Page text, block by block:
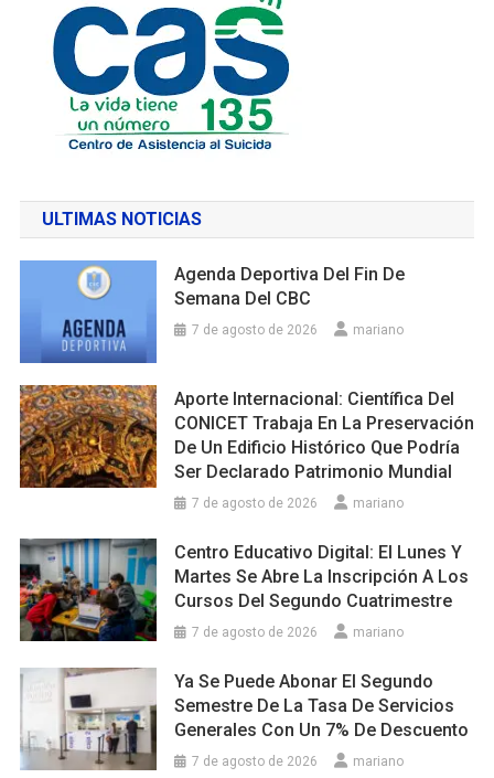
ULTIMAS NOTICIAS
Agenda Deportiva Del Fin De
Semana Del CBC
7 de agosto de 2026 mariano
Aporte Internacional: Científica Del
CONICET Trabaja En La Preservación
De Un Edificio Histórico Que Podría
Ser Declarado Patrimonio Mundial
7 de agosto de 2026 mariano
Centro Educativo Digital: El Lunes Y
Martes Se Abre La Inscripción A Los
Cursos Del Segundo Cuatrimestre
7 de agosto de 2026 mariano
Ya Se Puede Abonar El Segundo
Semestre De La Tasa De Servicios
Generales Con Un 7% De Descuento
7 de agosto de 2026 mariano